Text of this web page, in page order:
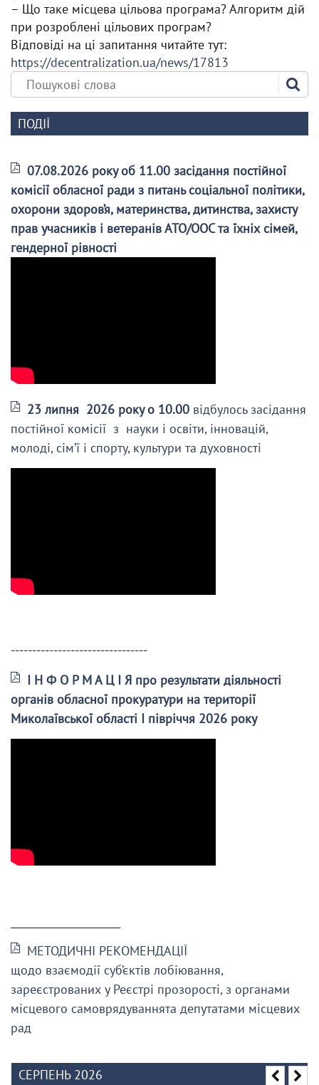
– Що таке місцева цільова програма? Алгоритм дій
при розроблені цільових програм?
Відповіді на ці запитання читайте тут:
https://decentralization.ua/news/17813
ПОДІЇ
07.08.2026 року об 11.00 засідання постійної
комісії обласної ради з питань соціальної політики,
охорони здоров’я, материнства, дитинства, захисту
прав учасників і ветеранів АТО/ООС та їхніх сімей,
гендерної рівності
23 липня 2026 року о 10.00 відбулось засідання
постійної комісії з науки і освіти, інновацій,
молоді, сім’ї і спорту, культури та духовності
--------------------------------
І Н Ф О Р М А Ц І Я про результати діяльності
органів обласної прокуратури на території
Миколаївської області І півріччя 2026 року
МЕТОДИЧНІ РЕКОМЕНДАЦІЇ
щодо взаємодії суб’єктів лобіювання,
зареєстрованих у Реєстрі прозорості, з органами
місцевого самоврядуваннята депутатами місцевих
рад
СЕРПЕНЬ 2026